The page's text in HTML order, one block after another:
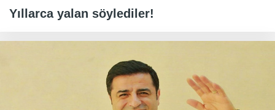
Yıllarca yalan söylediler!